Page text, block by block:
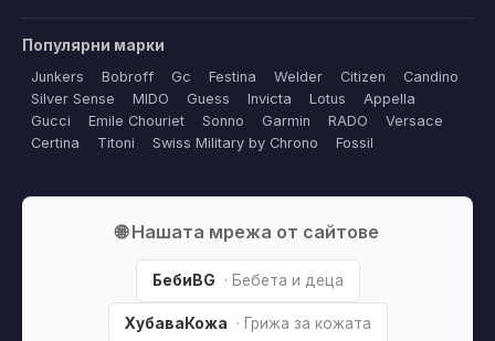
Популярни марки
Junkers Bobroff Gc Festina Welder Citizen
Candino
Silver Sense
MIDO Guess Invicta Lotus
Appella
Gucci
Emile Chouriet Sonno Garmin RADO
Versace
Certina
Titoni Swiss Military by Chrono Fossil
🌐 Нашата мрежа от сайтове
БебиBG · Бебета и деца
ХубаваКожа · Грижа за кожата